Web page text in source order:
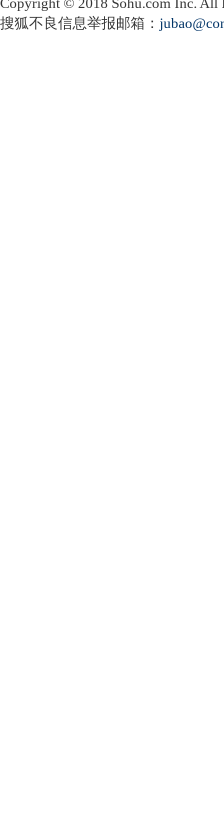
搜狐不良信息举报邮箱：